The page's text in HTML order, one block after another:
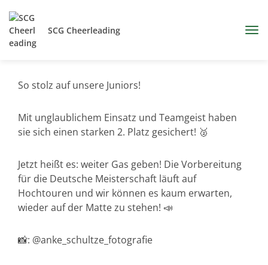
SCG Cheerleading
So stolz auf unsere Juniors!
Mit unglaublichem Einsatz und Teamgeist haben
sie sich einen starken 2. Platz gesichert! 🥈
Jetzt heißt es: weiter Gas geben! Die Vorbereitung
für die Deutsche Meisterschaft läuft auf
Hochtouren und wir können es kaum erwarten,
wieder auf der Matte zu stehen! 📣
📸: @anke_schultze_fotografie